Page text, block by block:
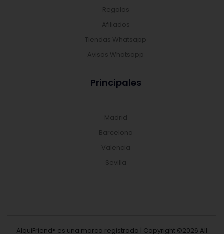
Regalos
Afiliados
Tiendas Whatsapp
Avisos Whatsapp
Principales
Madrid
Barcelona
Valencia
Sevilla
AlquiFriend® es una marca registrada | Copyright ©2026 All